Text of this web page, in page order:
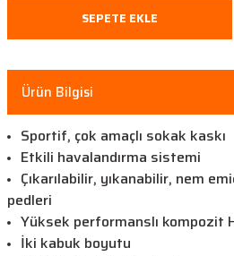
SEPETE EKLE
Ürün Bilgisi
Sportif, çok amaçlı sokak kaskı
Etkili havalandırma sistemi
Çıkarılabilir, yıkanabilir, nem
pedleri
Yüksek performanslı kompozit
İki kabuk boyutu